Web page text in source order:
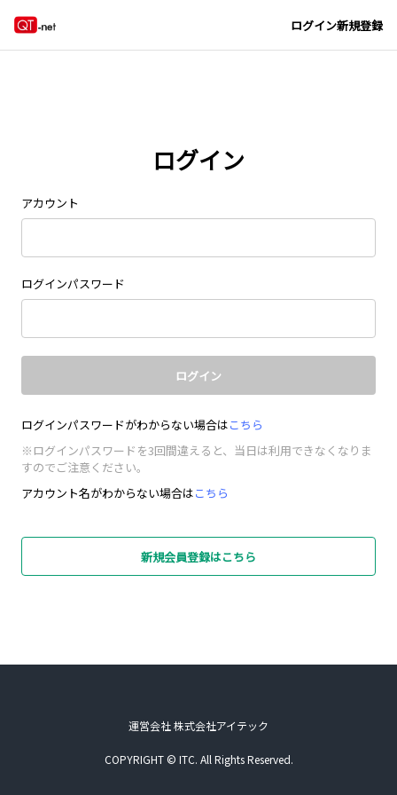
ログイン新規登録
ログイン
アカウント
ログインパスワード
ログイン
ログインパスワードがわからない場合はこちら
※ログインパスワードを3回間違えると、当日は利用できなくなりま
すのでご注意ください。
アカウント名がわからない場合はこちら
新規会員登録はこちら
運営会社 株式会社アイテック
COPYRIGHT © ITC. All Rights Reserved.